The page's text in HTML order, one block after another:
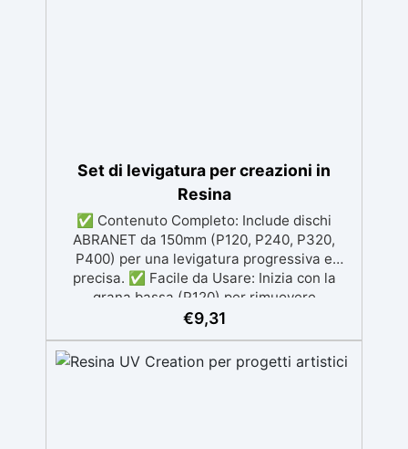
Set di levigatura per creazioni in
Resina
✅ Contenuto Completo: Include dischi
ABRANET da 150mm (P120, P240, P320,
P400) per una levigatura progressiva e
precisa. ✅ Facile da Usare: Inizia con la
grana bassa (P120) per rimuovere
imperfezioni e passa progressivamente a
Tecnologia Avanzata: I dischi retati
favoriscono l'aspirazione della polvere,
€9,31